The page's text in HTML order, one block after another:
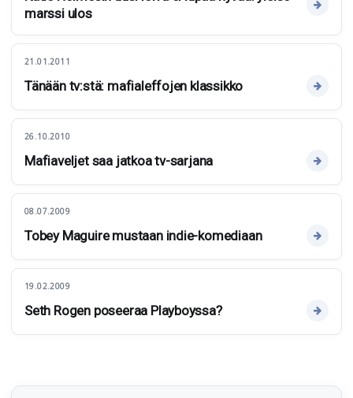
marssi ulos
21.01.2011
Tänään tv:stä: mafialeffojen klassikko
26.10.2010
Mafiaveljet saa jatkoa tv-sarjana
08.07.2009
Tobey Maguire mustaan indie-komediaan
19.02.2009
Seth Rogen poseeraa Playboyssa?